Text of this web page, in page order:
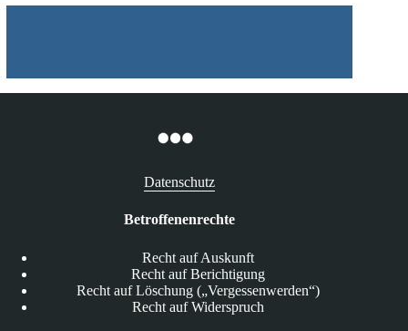
Datenschutz
Betroffenenrechte
Recht auf Auskunft
Recht auf Berichtigung
Recht auf Löschung („Vergessenwerden“)
Recht auf Widerspruch